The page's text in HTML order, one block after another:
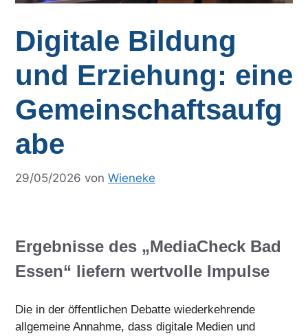
Digitale Bildung
und Erziehung: eine
Gemeinschaftsaufg
abe
29/05/2026 von Wieneke
Ergebnisse des „MediaCheck Bad
Essen“ liefern wertvolle Impulse
Die in der öffentlichen Debatte wiederkehrende
allgemeine Annahme, dass digitale Medien und